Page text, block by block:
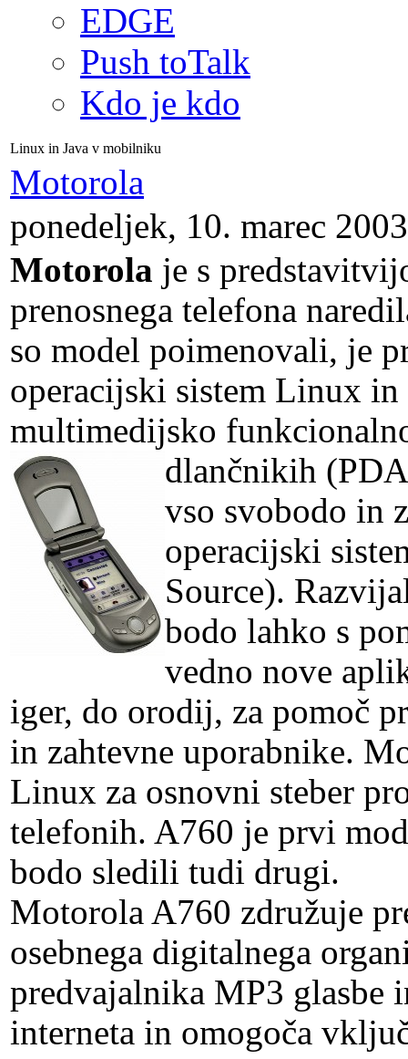
EDGE
Push toTalk
Kdo je kdo
Linux in Java v mobilniku
Motorola
ponedeljek, 10. marec 2003
Motorola je s
prenosnega telefona
so model poimenovali, je
operacijski sistem Linux
multimedijsko
dlančnikih
vso svobodo in
operacijski
Source).
bodo lahko s
vedno nove
iger, do orodij, za pomoč
in zahtevne uporabnike.
Linux za osnovni steber
telefonih. A760 je prvi
bodo sledili tudi drugi.
Motorola A760 združuje
osebnega digitalnega
predvajalnika MP3 glasbe
interneta in omogoča